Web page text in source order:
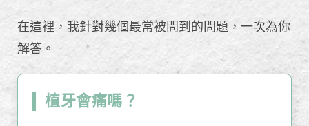
在這裡，我針對幾個最常被問到的問題，一次為你
解答。
植牙會痛嗎？